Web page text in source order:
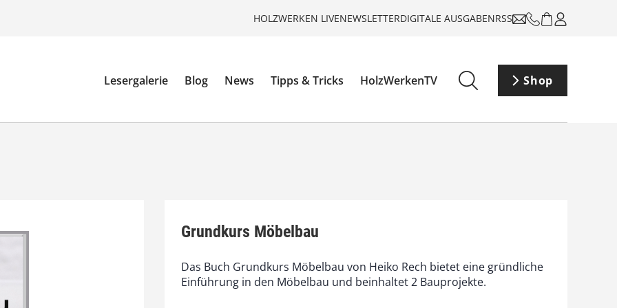
HOLZWERKEN LIVENEWSLETTERDIGITALE AUSGABENRSS
Lesergalerie Blog News Tipps & Tricks HolzWerkenTV Shop
Grundkurs Möbelbau
Das Buch Grundkurs Möbelbau von Heiko Rech bietet eine gründliche
Einführung in den Möbelbau und beinhaltet 2 Bauprojekte.